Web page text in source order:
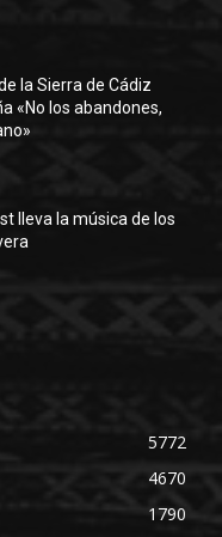
la Sierra de Cádiz
«No los abandones,
lleva la música de los
5772
4670
1790